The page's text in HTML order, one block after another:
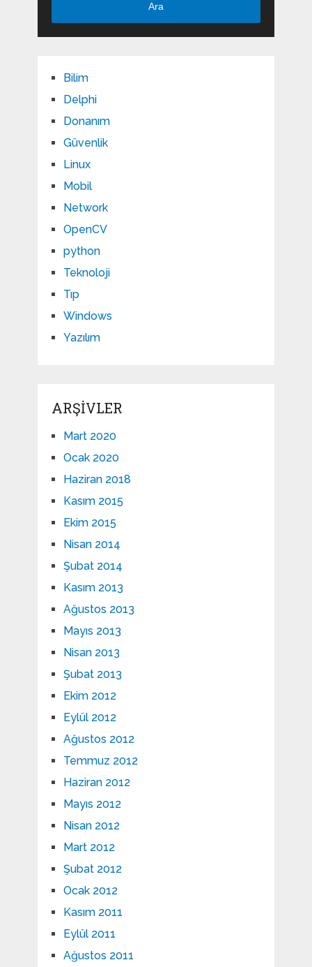
Ara
Bilim
Delphi
Donanım
Güvenlik
Linux
Mobil
Network
OpenCV
python
Teknoloji
Tıp
Windows
Yazılım
ARŞIVLER
Mart 2020
Ocak 2020
Haziran 2018
Kasım 2015
Ekim 2015
Nisan 2014
Şubat 2014
Kasım 2013
Ağustos 2013
Mayıs 2013
Nisan 2013
Şubat 2013
Ekim 2012
Eylül 2012
Ağustos 2012
Temmuz 2012
Haziran 2012
Mayıs 2012
Nisan 2012
Mart 2012
Şubat 2012
Ocak 2012
Kasım 2011
Eylül 2011
Ağustos 2011